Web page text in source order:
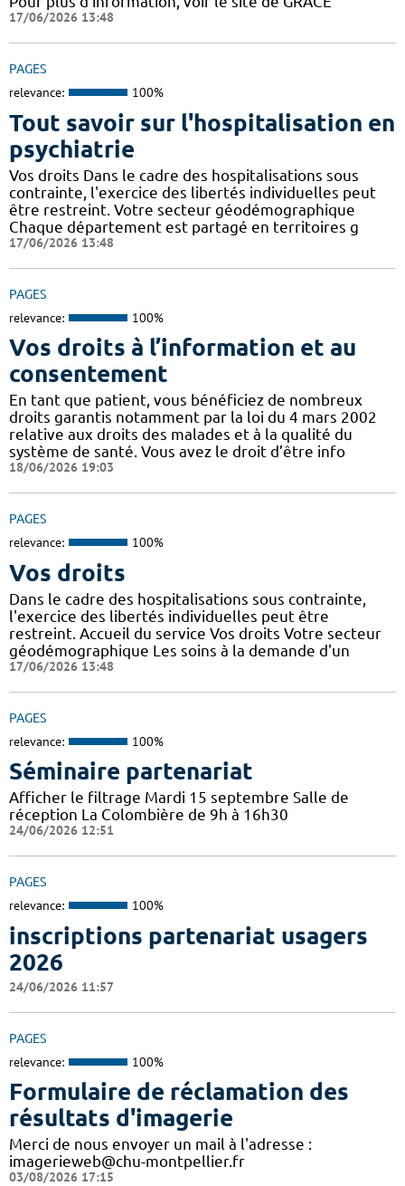
17/06/2026 13:48
PAGES
relevance: 100%
Tout savoir sur l'hospitalisation en
psychiatrie
Vos droits Dans le cadre des hospitalisations sous
contrainte, l'exercice des libertés individuelles peut
être restreint. Votre secteur géodémographique
Chaque département est partagé en territoires g
17/06/2026 13:48
PAGES
relevance: 100%
Vos droits à l’information et au
consentement
En tant que patient, vous bénéficiez de nombreux
droits garantis notamment par la loi du 4 mars 2002
relative aux droits des malades et à la qualité du
système de santé. Vous avez le droit d’être info
18/06/2026 19:03
PAGES
relevance: 100%
Vos droits
Dans le cadre des hospitalisations sous contrainte,
l'exercice des libertés individuelles peut être
restreint. Accueil du service Vos droits Votre secteur
géodémographique Les soins à la demande d'un
17/06/2026 13:48
PAGES
relevance: 100%
Séminaire partenariat
Afficher le filtrage Mardi 15 septembre Salle de
réception La Colombière de 9h à 16h30
24/06/2026 12:51
PAGES
relevance: 100%
inscriptions partenariat usagers
2026
24/06/2026 11:57
PAGES
relevance: 100%
Formulaire de réclamation des
résultats d'imagerie
Merci de nous envoyer un mail à l'adresse :
imagerieweb@chu-montpellier.fr
03/08/2026 17:15